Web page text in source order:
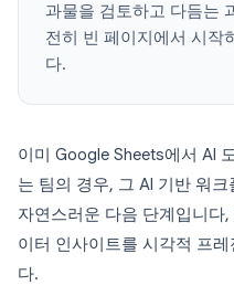
과물을 검토하고 다듬는
전히 빈 페이지에서 시작
다.
이미 Google Sheets에서 AI
는 팀의 경우, 그 AI 기반 워
자연스러운 다음 단계입니다
이터 인사이트를 시각적 프
다.